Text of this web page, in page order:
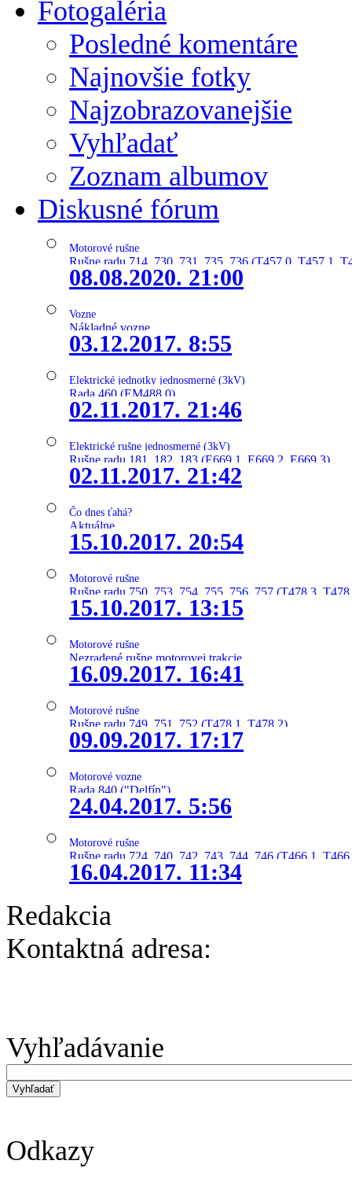
Fotogaléria
Posledné komentáre
Najnovšie fotky
Najzobrazovanejšie
Vyhľadať
Zoznam albumov
Diskusné fórum
Motorové rušne
Rušne radu 714, 730, 731, 735, 736 (T457.0, T457.1,
08.08.2020. 21:00
Vozne
Nákladné vozne
03.12.2017. 8:55
Elektrické jednotky jednosmerné (3kV)
Rada 460 (EM488.0)
02.11.2017. 21:46
Elektrické rušne jednosmerné (3kV)
Rušne radu 181, 182, 183 (E669.1, E669.2, E669.3)
02.11.2017. 21:42
Čo dnes ťahá?
Aktuálne
15.10.2017. 20:54
Motorové rušne
Rušne radu 750, 753, 754, 755, 756, 757 (T478.3,
15.10.2017. 13:15
Motorové rušne
Nezradené rušne motorovej trakcie
16.09.2017. 16:41
Motorové rušne
Rušne radu 749, 751, 752 (T478.1, T478.2)
09.09.2017. 17:17
Motorové vozne
Rada 840 ("Delfín")
24.04.2017. 5:56
Motorové rušne
Rušne radu 724, 740, 742, 743, 744, 746 (T466.1,
16.04.2017. 11:34
Redakcia
Kontaktná adresa:
Vyhľadávanie
Odkazy